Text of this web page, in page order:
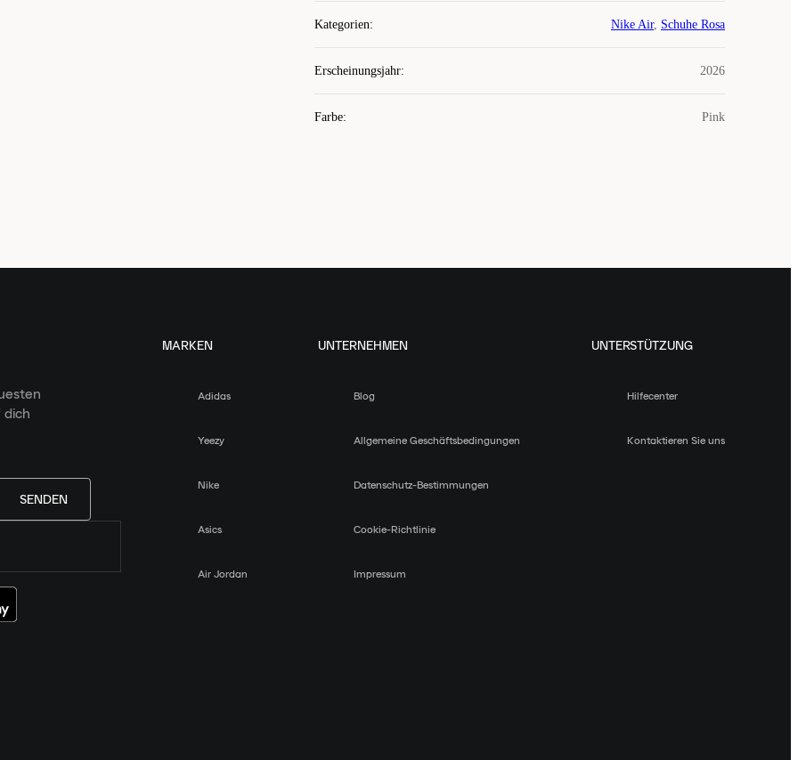
Kategorien: Nike Air, Schuhe Rosa
Erscheinungsjahr: 2026
Farbe: Pink
SENDEN
MARKEN
Adidas
Yeezy
Nike
Asics
Air Jordan
UNTERNEHMEN
Blog
Allgemeine Geschäftsbedingungen
Datenschutz-Bestimmungen
Cookie-Richtlinie
Impressum
UNTERSTÜTZUNG
Hilfecenter
Kontaktieren Sie uns